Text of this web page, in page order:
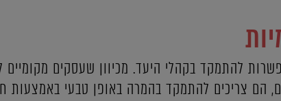
להתמקד בקהלי היעד. מכיוון שעסקים מקומיים
הם צריכים להתמקד בהמרה באופן טבעי באמצעות